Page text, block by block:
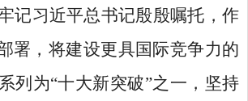
记习近平总书记殷殷嘱托，作
署，将建设更具国际竞争力的
列为“十大新突破”之一，坚持